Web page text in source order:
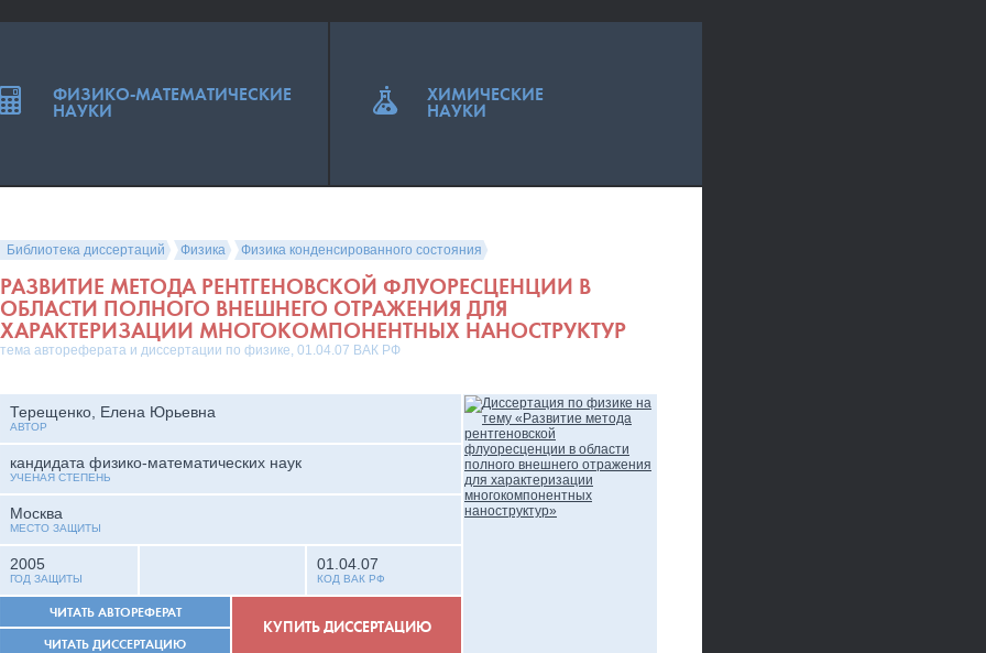
Библиотека диссертаций Физика Физика конденсированного состояния
РАЗВИТИЕ МЕТОДА РЕНТГЕНОВСКОЙ ФЛУОРЕСЦЕНЦИИ В
ОБЛАСТИ ПОЛНОГО ВНЕШНЕГО ОТРАЖЕНИЯ ДЛЯ
ХАРАКТЕРИЗАЦИИ МНОГОКОМПОНЕНТНЫХ НАНОСТРУКТУР
тема автореферата и диссертации по физике, 01.04.07 ВАК РФ
Терещенко, Елена Юрьевна
АВТОР
кандидата физико-математических наук
УЧЕНАЯ СТЕПЕНЬ
Москва
МЕСТО ЗАЩИТЫ
2005
ГОД ЗАЩИТЫ
01.04.07
КОД ВАК РФ
ЧИТАТЬ АВТОРЕФЕРАТ
ЧИТАТЬ ДИССЕРТАЦИЮ
КУПИТЬ ДИССЕРТАЦИЮ
ФИЗИКО-МАТЕМАТИЧЕСКИЕ
НАУКИ
ХИМИЧЕСКИЕ
НАУКИ